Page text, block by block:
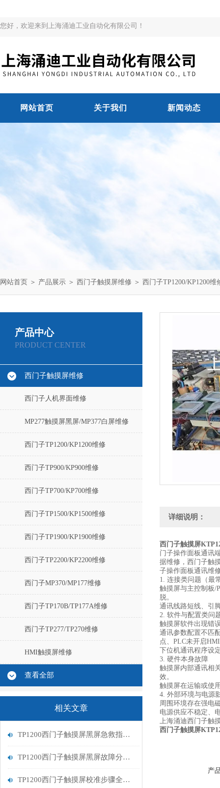
您好，欢迎来到上海涌迪工业自动化有限公司！
网站首页 关于我们 新闻动态
网站首页 ＞ 产品展示 ＞ 西门子触摸屏维修 ＞ 西门子TP1200/KP1200维
产品中心
PRODUCT CENTER
西门子触摸屏维修
西门子人机界面维修
MP277触摸屏黑屏/MP377白屏维修
西门子TP1200/KP1200维修
西门子TP900/KP900维修
西门子TP700/KP700维修
西门子TP1500/KP1500维修
西门子TP1900/KP1900维修
西门子TP2200/KP2200维修
西门子MP370/MP177维修
西门子TP170B/TP177A维修
西门子TP277/TP270维修
HMI触摸屏维修
查看全部
相关文章
TP1200西门子触摸屏黑屏急救指南：从排查到修复的完整流程
TP1200西门子触摸屏黑屏故障分析与维修指南
TP1200西门子触摸屏校准步骤全解析
详细说明：
西门子触摸屏
门子操作面板通讯
据维修，西门子触
子操作面板通讯维
1. 连接类问题（最
触摸屏与主控制板/
脱。
通讯线路短线、引
2. 软件与配置类问
触摸屏软件出现错
通讯参数配置不匹
点、PLC未开启
下位机通讯程序设
3. 硬件本身故障
触摸屏内部通讯相
效。
触摸屏在运输或使
4. 外部环境与电源
周围环境存在强电
电源供应不稳定、
上海涌迪西门子触
西门子触摸屏
产